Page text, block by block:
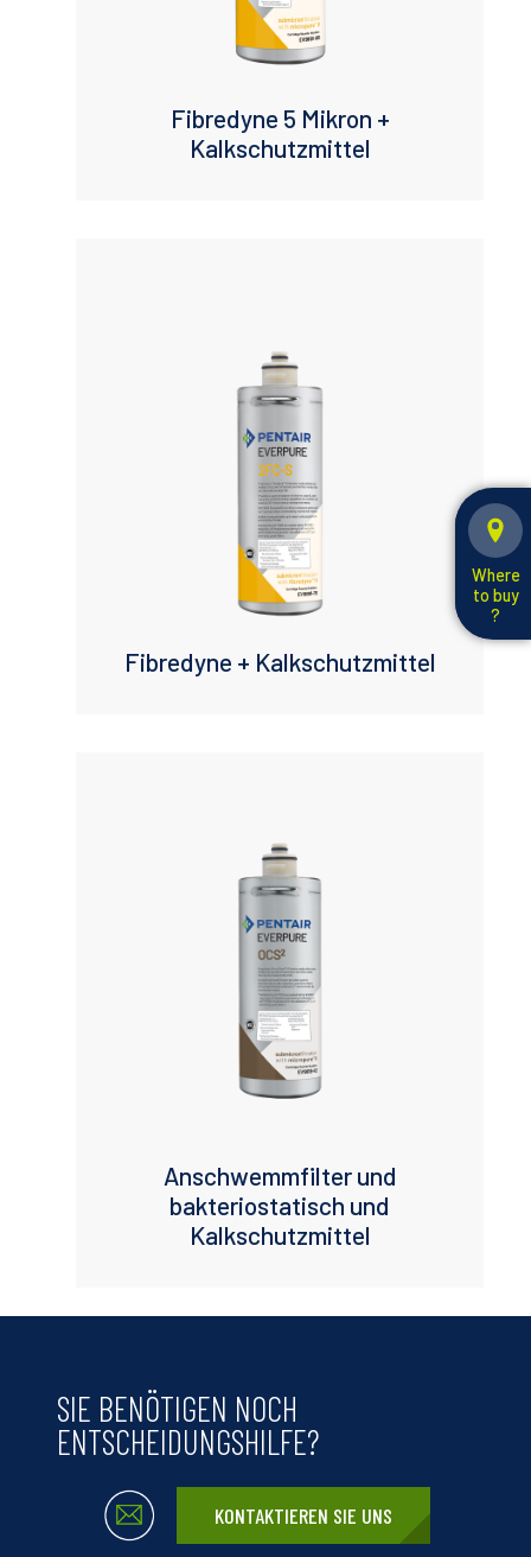
Fibredyne 5 Mikron +
Kalkschutzmittel
Fibredyne + Kalkschutzmittel
Anschwemmfilter und
bakteriostatisch und
Kalkschutzmittel
Where
to buy
?
SIE BENÖTIGEN NOCH
ENTSCHEIDUNGSHILFE?
KONTAKTIEREN SIE UNS